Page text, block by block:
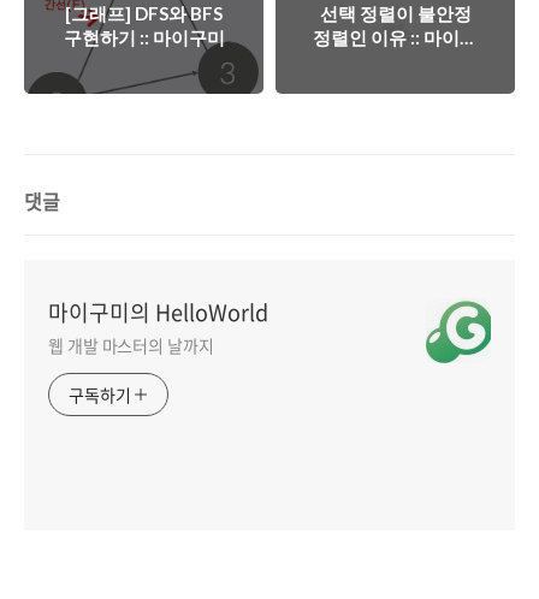
[그래프] DFS와 BFS
구현하기 :: 마이구미
선택 정렬이 불안정
정렬인 이유 :: 마이구
댓글
마이구미의 HelloWorld
웹 개발 마스터의 날까지
구독하기